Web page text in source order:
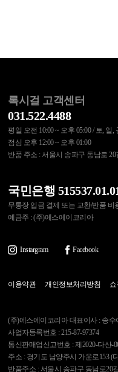
록시걸 고객센터
031.522.4488
평일 오전 10:00 ~ 오후 05:00 / 토, 일,
점심 오후 12:00 ~ 오후 01:00
반품 주소 : 서울시 송파구 동남로
국민은행
무통장 입금 결제 또는 교환/반품
예금주 : (주)에스에이코리아
Instargram Facebook
이용약관 개인정보처리방침
(주)에스에이코리아 대표이사 : 송수
사업자등록번호 : 215-87-97374
통신판매업신고번호 : 제2020-다산-
주소 : 경기도 남양주시 가운로153 (
반품주소 : 서울시 송파구 동남로20